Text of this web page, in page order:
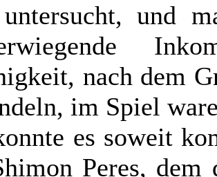
und
nach dem
im Spiel
es soweit
Peres, dem